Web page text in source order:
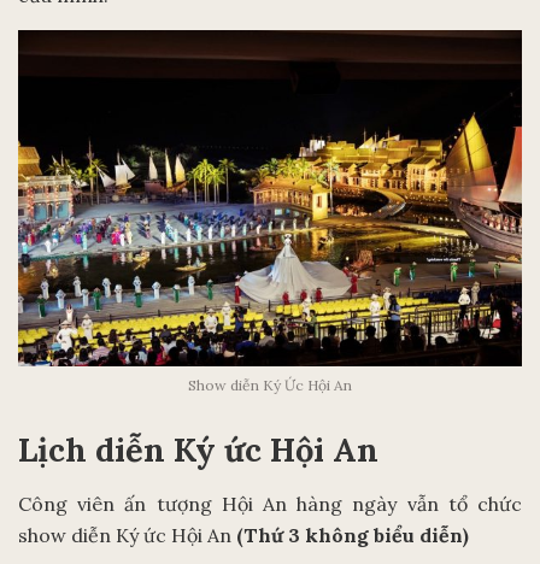
Show diễn Ký Ức Hội An
Lịch diễn Ký ức Hội An
Công viên ấn tượng Hội An hàng ngày vẫn tổ chức
show diễn Ký ức Hội An (Thứ 3 không biểu diễn)